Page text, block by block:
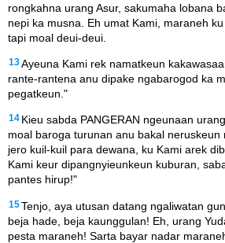
rongkahna urang Asur, sakumaha lobana
nepi ka musna. Eh umat Kami, maraneh
tapi moal deui-deui.
13Ayeuna Kami rek namatkeun
rante-rantena anu dipake ngabarogod ka
pegatkeun."
14 Kieu sabda PANGERAN ngeunaan
moal baroga turunan anu bakal neruskeun
jero kuil-kuil para dewana, ku Kami arek
Kami keur dipangnyieunkeun kuburan,
pantes hirup!"
15Tenjo, aya utusan datang ngaliwatan
beja hade, beja kaunggulan! Eh, urang
pesta maraneh! Sarta bayar nadar